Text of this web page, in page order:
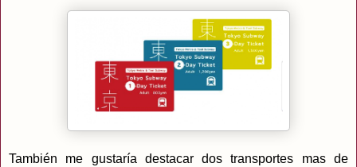
También me gustaría destacar dos transportes mas de